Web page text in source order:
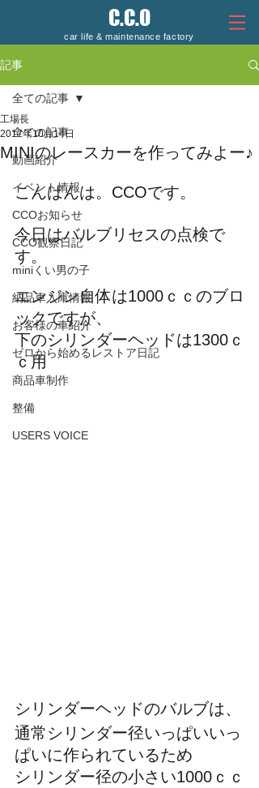
C.C.O
car life & maintenance factory
記事
全ての記事
動画紹介
イベント情報
CCOお知らせ
CCO観察日記
miniくい男の子
納品車入庫情報
お客様の車紹介
ゼロから始めるレストア日記
商品車制作
整備
USERS VOICE
全ての記事
MINIのレースカーを作ってみよー♪
工場長
2017年10月14日
こんばんは。CCOです。
今日はバルブリセスの点検で
す。
エンジン自体は1000ｃｃのブロ
ックですが、
下のシリンダーヘッドは1300ｃ
ｃ用
シリンダーヘッドのバルブは、
通常シリンダー径いっぱいいっ
ぱいに作られているため
シリンダー径の小さい1000ｃｃ